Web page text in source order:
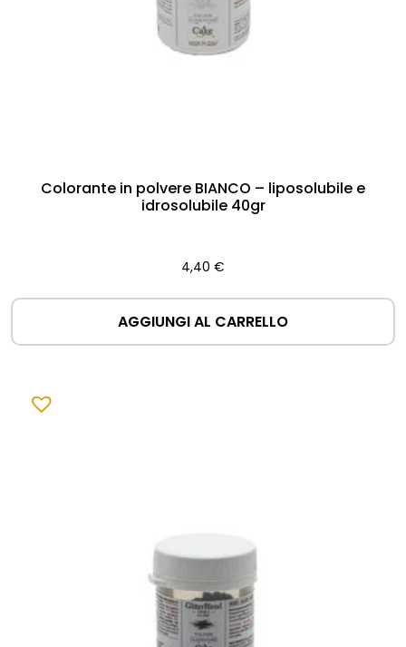
Colorante in polvere BIANCO – liposolubile e
idrosolubile 40gr
4,40 €
AGGIUNGI AL CARRELLO